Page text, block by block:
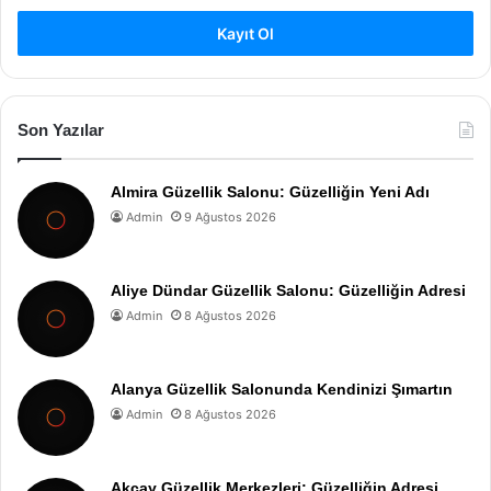
Kayıt Ol
Son Yazılar
Almira Güzellik Salonu: Güzelliğin Yeni Adı
Admin 9 Ağustos 2026
Aliye Dündar Güzellik Salonu: Güzelliğin Adresi
Admin 8 Ağustos 2026
Alanya Güzellik Salonunda Kendinizi Şımartın
Admin 8 Ağustos 2026